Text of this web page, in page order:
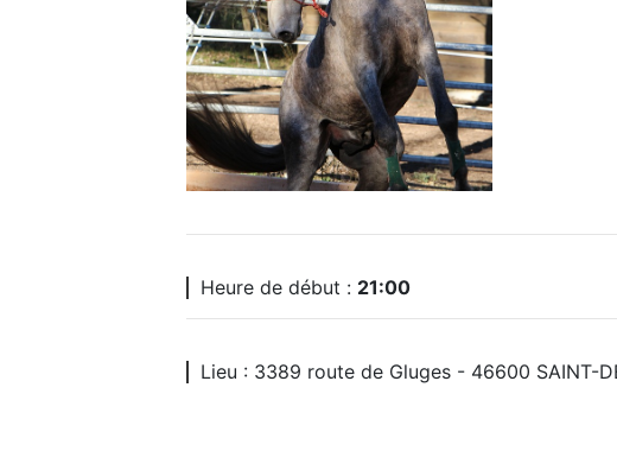
Heure de début : 21:00
Lieu : 3389 route de Gluges - 46600 SAINT-